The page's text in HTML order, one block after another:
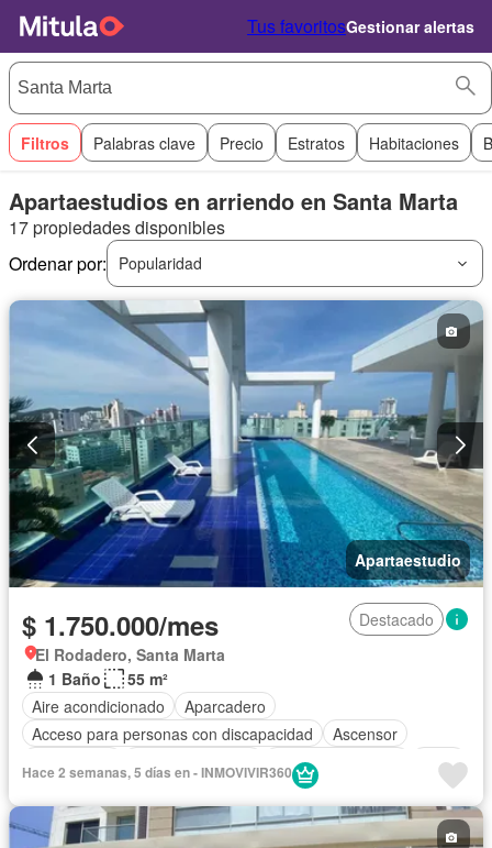
Tus favoritosGestionar alertas
Filtros Palabras clave Precio Estratos Habitaciones
Apartaestudios en arriendo en Santa Marta
17 propiedades disponibles
Ordenar por:
Popularidad
Apartaestudio
$ 1.750.000/mes
Destacado
El Rodadero, Santa Marta
1 Baño
55 m²
Aire acondicionado
Aparcadero
Acceso para personas con discapacidad
Ascensor
Seguridad privada Agua
Hace 2 semanas, 5 días en - INMOVIVIR360